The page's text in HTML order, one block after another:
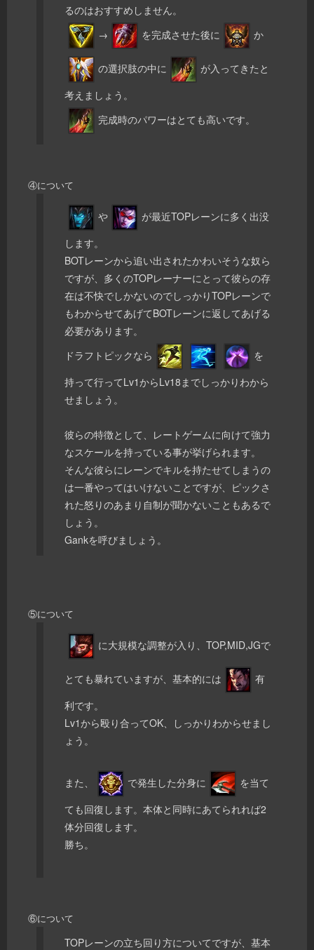
るのはおすすめしません。
→
を完成させた後に か
の選択肢の中に
が入ってきたと
考えましょう。
完成時のパワーはとても高いです。
④について
や
が最近TOPレーンに多く出没
します。
BOTレーンから追い出されたかわいそうな奴ら
ですが、多くのTOPレーナーにとって彼らの存
在は不快でしかないのでしっかりTOPレーンで
もわからせてあげてBOTレーンに返してあげる
必要があります。
ドラフトピックなら
を
持って行ってLv1からLv18までしっかりわから
せましょう。
彼らの特徴として、レートゲームに向けて強力
なスケールを持っている事が挙げられます。
そんな彼らにレーンでキルを持たせてしまうの
は一番やってはいけないことですが、ピックさ
れた怒りのあまり自制が聞かないこともあるで
しょう。
Gankを呼びましょう。
⑤について
に大規模な調整が入り、TOP,MID,JGで
とても暴れていますが、基本的には
有
利です。
Lv1から殴り合ってOK、しっかりわからせまし
ょう。
また、 で発生した分身に
を当て
ても回復します。本体と同時にあてられれば2
体分回復します。
勝ち。
⑥について
TOPレーンの立ち回り方についてですが、基本